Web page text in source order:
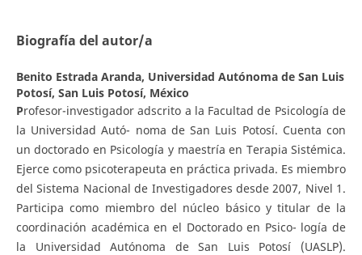
Biografía del autor/a
Benito Estrada Aranda, Universidad Autónoma de San Luis
Potosí, San Luis Potosí, México
Profesor-investigador adscrito a la Facultad de Psicología de
la Universidad Autó- noma de San Luis Potosí. Cuenta con
un doctorado en Psicología y maestría en Terapia Sistémica.
Ejerce como psicoterapeuta en práctica privada. Es miembro
del Sistema Nacional de Investigadores desde 2007, Nivel 1.
Participa como miembro del núcleo básico y titular de la
coordinación académica en el Doctorado en Psico- logía de
la Universidad Autónoma de San Luis Potosí (UASLP).